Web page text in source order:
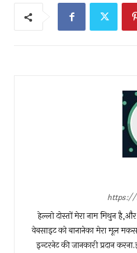
https://
हेल्लो दोस्तों मेरा नाम मिथुन
वेबसाइट को बानानेका मेरा मूल
इन्टरनेट की जानकारी प्रदान